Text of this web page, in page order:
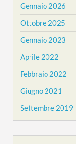
Gennaio 2026
Ottobre 2025
Gennaio 2023
Aprile 2022
Febbraio 2022
Giugno 2021
Settembre 2019